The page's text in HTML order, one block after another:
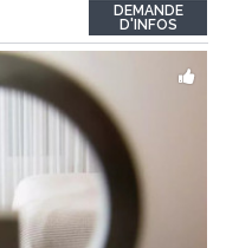
privilégié.Ce
DEMANDE
D'INFOS